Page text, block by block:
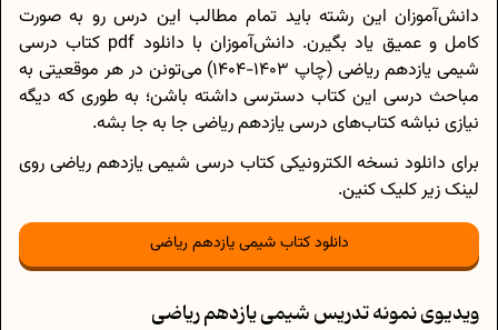
دانش‌آموزان این رشته باید تمام مطالب این درس رو به صورت
کامل و عمیق یاد بگیرن. دانش‌آموزان با دانلود pdf کتاب درسی
شیمی یازدهم ریاضی (چاپ 1403-1404) می‌تونن در هر موقعیتی به
مباحث درسی این کتاب دسترسی داشته باشن؛ به طوری که دیگه
نیازی نباشه کتاب‌های درسی یازدهم ریاضی جا به جا بشه.
برای دانلود نسخه الکترونیکی کتاب درسی شیمی یازدهم ریاضی روی
لینک زیر کلیک کنین.
دانلود کتاب شیمی یازدهم ریاضی
ویدیوی نمونه تدریس شیمی یازدهم ریاضی